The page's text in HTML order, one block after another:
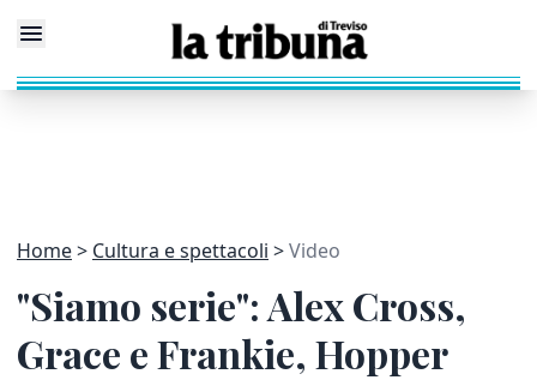
Home Cultura e spettacoli Video
"Siamo serie": Alex Cross,
Grace e Frankie, Hopper